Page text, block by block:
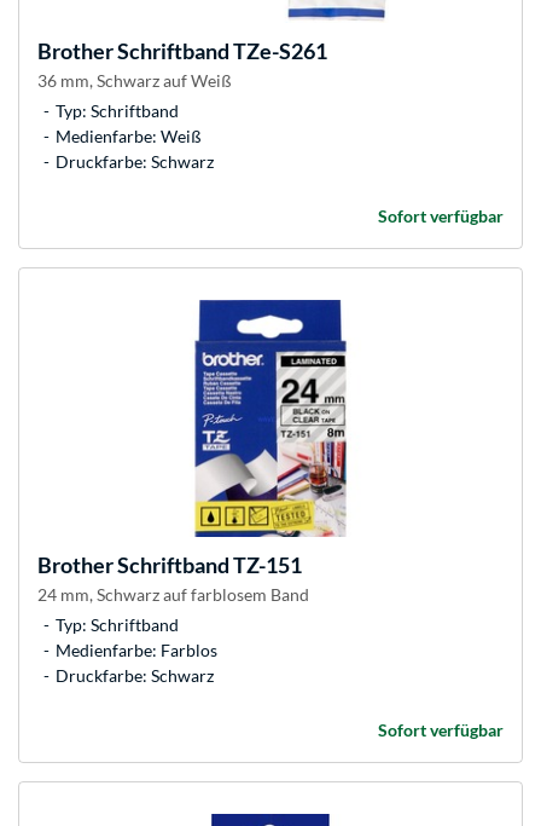
BrotherSchriftband TZe-S261
36 mm, Schwarz auf Weiß
Typ: Schriftband
Medienfarbe: Weiß
Druckfarbe: Schwarz
Sofort verfügbar
BrotherSchriftband TZ-151
24 mm, Schwarz auf farblosem Band
Typ: Schriftband
Medienfarbe: Farblos
Druckfarbe: Schwarz
Sofort verfügbar